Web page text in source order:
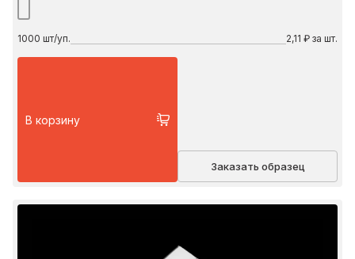
1000 шт/уп. 2,11 ₽ за шт.
В корзину
Заказать образец